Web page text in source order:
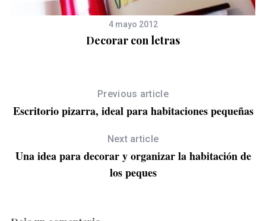
4 mayo 2012
Decorar con letras
Previous article
Escritorio pizarra, ideal para habitaciones pequeñas
Next article
Una idea para decorar y organizar la habitación de
los peques